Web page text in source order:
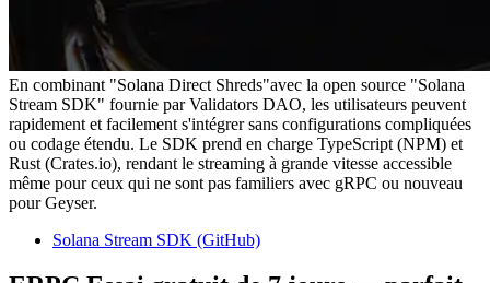
En combinant "Solana Direct Shreds"avec la open source "Solana
Stream SDK" fournie par Validators DAO, les utilisateurs peuvent
rapidement et facilement s'intégrer sans configurations compliquées
ou codage étendu. Le SDK prend en charge TypeScript (NPM) et
Rust (Crates.io), rendant le streaming à grande vitesse accessible
même pour ceux qui ne sont pas familiers avec gRPC ou nouveau
pour Geyser.
Solana Stream SDK (GitHub)